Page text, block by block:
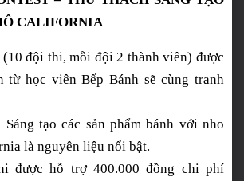
CALIFORNIA
đội thi, mỗi đội 2 thành viên) được
từ học viên Bếp Bánh sẽ cùng tranh
Sáng tạo các sản phẩm bánh với nho
là nguyên liệu nổi bật.
được hỗ trợ 400.000 đồng chi phí